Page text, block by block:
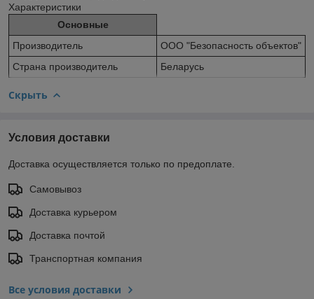
Характеристики
Основные
Производитель
ООО "Безопасность объектов"
Страна производитель
Беларусь
Скрыть
Условия доставки
Доставка осуществляется только по предоплате.
Самовывоз
Доставка курьером
Доставка почтой
Транспортная компания
Все условия доставки